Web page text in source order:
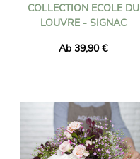
COLLECTION ECOLE DU
LOUVRE - SIGNAC
Ab 39,90 €